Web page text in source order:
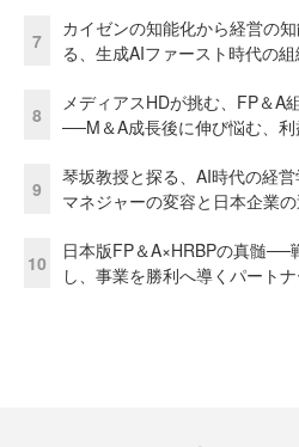
7
カイゼンの知能化から経営の
る、生成AIファースト時代の
8
メディアスHDが挑む、FP＆A
──M＆A成長後に伸び悩む、
9
琴坂教授と探る、AI時代の経
マネジャーの変容と日本企業
10
日本版FP＆A×HRBPの真髄──
し、事業を勝利へ導くパート